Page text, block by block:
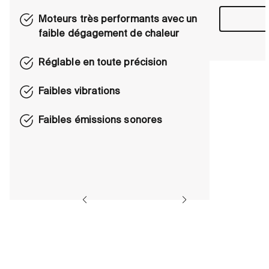
Moteurs très performants avec un
faible dégagement de chaleur
Réglable en toute précision
Faibles vibrations
Faibles émissions sonores